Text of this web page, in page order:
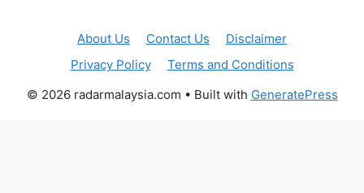
About Us Contact Us
Disclaimer
Privacy Policy
Terms and Conditions
© 2026 radarmalaysia.com • Built with GeneratePress